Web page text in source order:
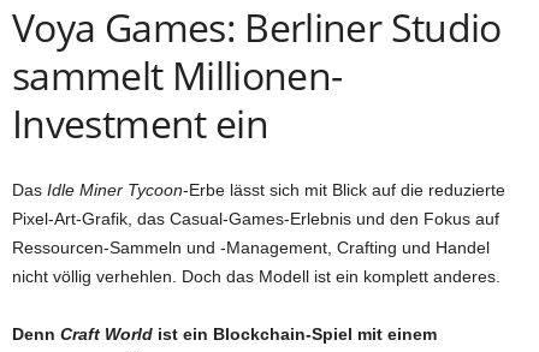
Voya Games: Berliner Studio
sammelt Millionen-
Investment ein
Das Idle Miner Tycoon-Erbe lässt sich mit Blick auf die reduzierte
Pixel-Art-Grafik, das Casual-Games-Erlebnis und den Fokus auf
Ressourcen-Sammeln und -Management, Crafting und Handel
nicht völlig verhehlen. Doch das Modell ist ein komplett anderes.
Denn Craft World ist ein Blockchain-Spiel mit einem